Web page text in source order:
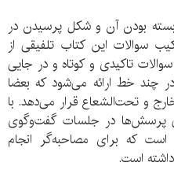
بودن آن و شکل پرسیدن در
سوالات این کتاب تلفیقی از
تاکیدی و کوتاه و در جایی
چند خط ارائه می‌شود که بعضا
و تحت‌الشعاع قرار می‌دهد. با
پرسش‌ها در جلسات گفت‌و‌گوی
که برای مصاحبه‌گر انجام
است.